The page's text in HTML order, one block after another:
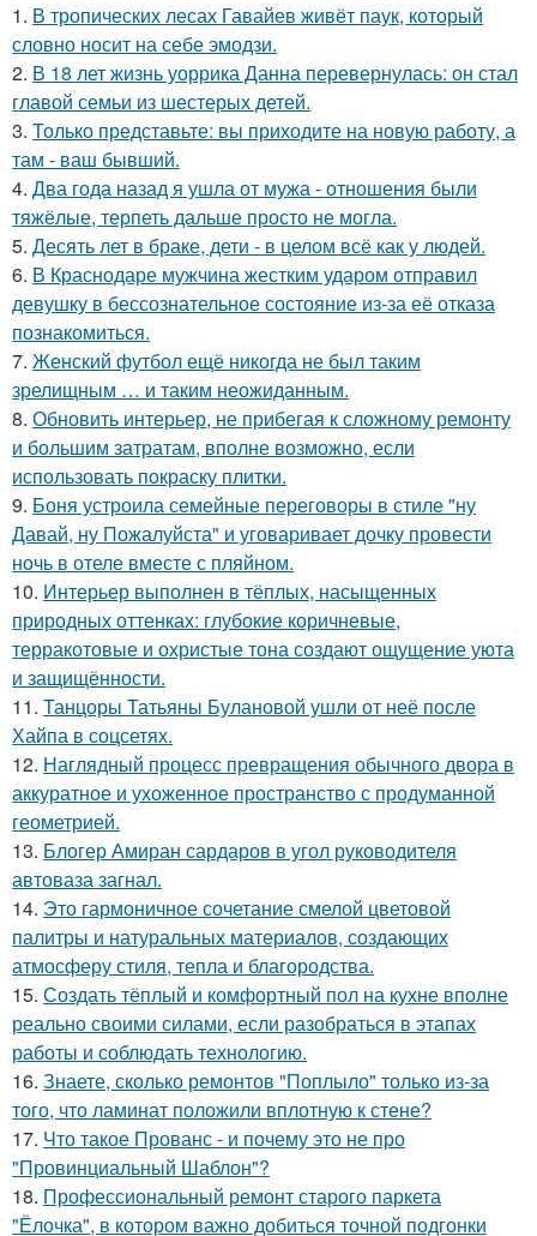
1. В тропических лесах Гавайев живёт паук, который
словно носит на себе эмодзи.
2. В 18 лет жизнь уоррика Данна перевернулась: он стал
главой семьи из шестерых детей.
3. Только представьте: вы приходите на новую работу, а
там - ваш бывший.
4. Два года назад я ушла от мужа - отношения были
тяжёлые, терпеть дальше просто не могла.
5. Десять лет в браке, дети - в целом всё как у людей.
6. В Краснодаре мужчина жестким ударом отправил
девушку в бессознательное состояние из-за её отказа
познакомиться.
7. Женский футбол ещё никогда не был таким
зрелищным … и таким неожиданным.
8. Обновить интерьер, не прибегая к сложному ремонту
и большим затратам, вполне возможно, если
использовать покраску плитки.
9. Боня устроила семейные переговоры в стиле "ну
Давай, ну Пожалуйста" и уговаривает дочку провести
ночь в отеле вместе с пляйном.
10. Интерьер выполнен в тёплых, насыщенных
природных оттенках: глубокие коричневые,
терракотовые и охристые тона создают ощущение уюта
и защищённости.
11. Танцоры Татьяны Булановой ушли от неё после
Хайпа в соцсетях.
12. Наглядный процесс превращения обычного двора в
аккуратное и ухоженное пространство с продуманной
геометрией.
13. Блогер Амиран сардаров в угол руководителя
автоваза загнал.
14. Это гармоничное сочетание смелой цветовой
палитры и натуральных материалов, создающих
атмосферу стиля, тепла и благородства.
15. Создать тёплый и комфортный пол на кухне вполне
реально своими силами, если разобраться в этапах
работы и соблюдать технологию.
16. Знаете, сколько ремонтов "Поплыло" только из-за
того, что ламинат положили вплотную к стене?
17. Что такое Прованс - и почему это не про
"Провинциальный Шаблон"?
18. Профессиональный ремонт старого паркета
"Ёлочка", в котором важно добиться точной подгонки